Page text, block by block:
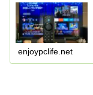
enjoypclife.net